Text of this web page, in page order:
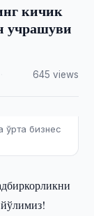
кичик
учрашуви
645 views
ўрта бизнес